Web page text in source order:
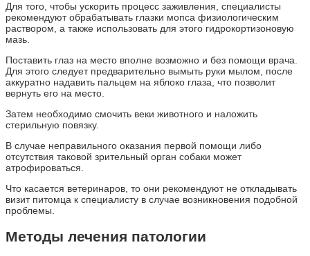
Для того, чтобы ускорить процесс заживления, специалисты
рекомендуют обрабатывать глазки мопса физиологическим
раствором, а также использовать для этого гидрокортизоновую
мазь.
Поставить глаз на место вполне возможно и без помощи врача.
Для этого следует предварительно вымыть руки мылом, после
аккуратно надавить пальцем на яблоко глаза, что позволит
вернуть его на место.
Затем необходимо смочить веки животного и наложить
стерильную повязку.
В случае неправильного оказания первой помощи либо
отсутствия таковой зрительный орган собаки может
атрофироваться.
Что касается ветеринаров, то они рекомендуют не откладывать
визит питомца к специалисту в случае возникновения подобной
проблемы.
Методы лечения патологии